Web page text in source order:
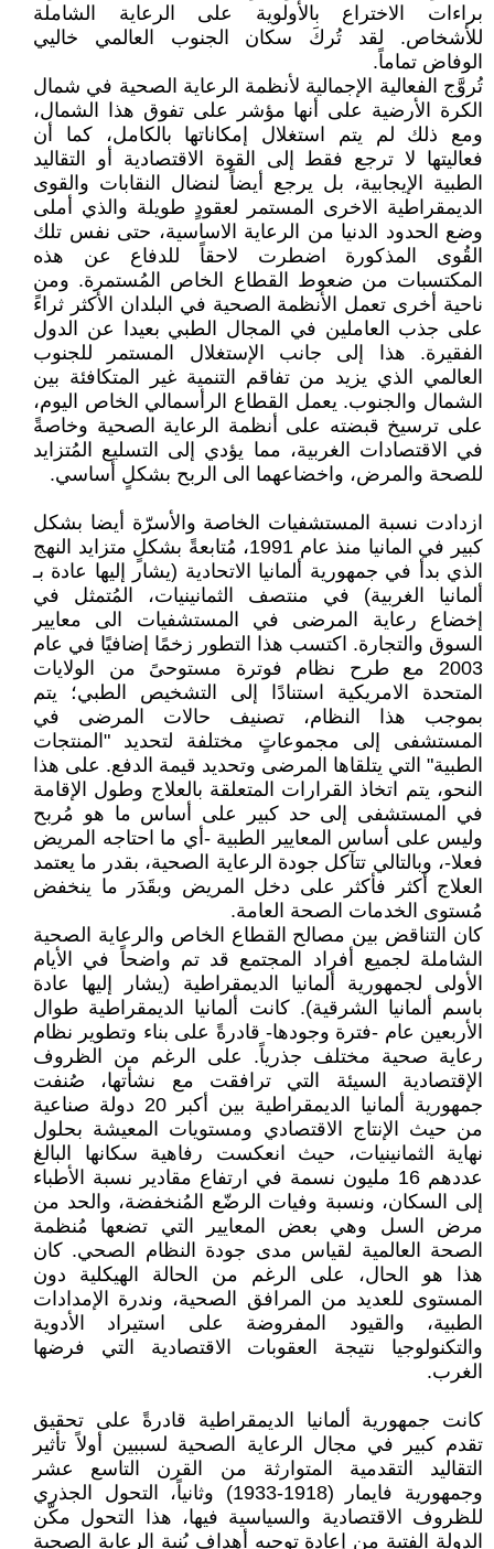
براءات الاختراع بالأولوية على الرعاية الشاملة
للأشخاص. لقد تُركَ سكان الجنوب العالمي خاليي
الوفاض تماماً.
تُروَّج الفعالية الإجمالية لأنظمة الرعاية الصحية في شمال
الكرة الأرضية على أنها مؤشر على تفوق هذا الشمال،
ومع ذلك لم يتم استغلال إمكاناتها بالكامل، كما أن
فعاليتها لا ترجع فقط إلى القوة الاقتصادية أو التقاليد
الطبية الإيجابية، بل يرجع أيضاً لنضال النقابات والقوى
الديمقراطية الاخرى المستمر لعقودٍ طويلة والذي أملى
وضع الحدود الدنيا من الرعاية الاساسية، حتى نفس تلك
القُوى المذكورة اضطرت لاحقاً للدفاع عن هذه
المكتسبات من ضعوط القطاع الخاص المُستمرة. ومن
ناحية أخرى تعمل الأنظمة الصحية في البلدان الأكثر ثراءً
على جذب العاملين في المجال الطبي بعيدا عن الدول
الفقيرة. هذا إلى جانب الإستغلال المستمر للجنوب
العالمي الذي يزيد من تفاقم التنمية غير المتكافئة بين
الشمال والجنوب. يعمل القطاع الرأسمالي الخاص اليوم،
على ترسيخ قبضته على أنظمة الرعاية الصحية وخاصةً
في الاقتصادات الغربية، مما يؤدي إلى التسليع المُتزايد
للصحة والمرض، واخضاعهما الى الربح بشكلٍ أساسي.
ازدادت نسبة المستشفيات الخاصة والأسرّة أيضا بشكل
كبير في المانيا منذ عام 1991، مُتابعةً بشكلٍ متزايد النهج
الذي بدأ في جمهورية ألمانيا الاتحادية (يشار إليها عادة بـ
ألمانيا الغربية) في منتصف الثمانينيات، المُتمثل في
إخضاع رعاية المرضى في المستشفيات الى معايير
السوق والتجارة. اكتسب هذا التطور زخمًا إضافيًا في عام
2003 مع طرح نظام فوترة مستوحىً من الولايات
المتحدة الامريكية استنادًا إلى التشخيص الطبي؛ يتم
بموجب هذا النظام، تصنيف حالات المرضى في
المستشفى إلى مجموعاتٍ مختلفة لتحديد "المنتجات
الطبية" التي يتلقاها المرضى وتحديد قيمة الدفع. على هذا
النحو، يتم اتخاذ القرارات المتعلقة بالعلاج وطول الإقامة
في المستشفى إلى حد كبير على أساس ما هو مُربح
وليس على أساس المعايير الطبية -أي ما احتاجه المريض
فعلا-، وبالتالي تتآكل جودة الرعاية الصحية، بقدر ما يعتمد
العلاج أكثر فأكثر على دخل المريض وبقَدَر ما ينخفض
مُستوى الخدمات الصحة العامة.
كان التناقض بين مصالح القطاع الخاص والرعاية الصحية
الشاملة لجميع أفراد المجتمع قد تم واضحاً في الأيام
الأولى لجمهورية ألمانيا الديمقراطية (يشار إليها عادة
باسم ألمانيا الشرقية). كانت ألمانيا الديمقراطية طوال
الأربعين عام -فترة وجودها- قادرةً على بناء وتطوير نظام
رعاية صحية مختلف جذرياً. على الرغم من الظروف
الإقتصادية السيئة التي ترافقت مع نشأتها، صُنفت
جمهورية ألمانيا الديمقراطية بين أكبر 20 دولة صناعية
من حيث الإنتاج الاقتصادي ومستويات المعيشة بحلول
نهاية الثمانينيات، حيث انعكست رفاهية سكانها البالغ
عددهم 16 مليون نسمة في ارتفاع مقادير نسبة الأطباء
إلى السكان، ونسبة وفيات الرضّع المُنخفضة، والحد من
مرض السل وهي بعض المعايير التي تضعها مُنظمة
الصحة العالمية لقياس مدى جودة النظام الصحي. كان
هذا هو الحال، على الرغم من الحالة الهيكلية دون
المستوى للعديد من المرافق الصحية، وندرة الإمدادات
الطبية، والقيود المفروضة على استيراد الأدوية
والتكنولوجيا نتيجة العقوبات الاقتصادية التي فرضها
الغرب.
كانت جمهورية ألمانيا الديمقراطية قادرةً على تحقيق
تقدم كبير في مجال الرعاية الصحية لسببين أولاً تأثير
التقاليد التقدمية المتوارثة من القرن التاسع عشر
وجمهورية فايمار (1918-1933) وثانياً، التحول الجذري
للظروف الاقتصادية والسياسية فيها، هذا التحول مكّن
الدولة الفتية من إعادة توجيه أهداف بُنية الرعاية الصحية